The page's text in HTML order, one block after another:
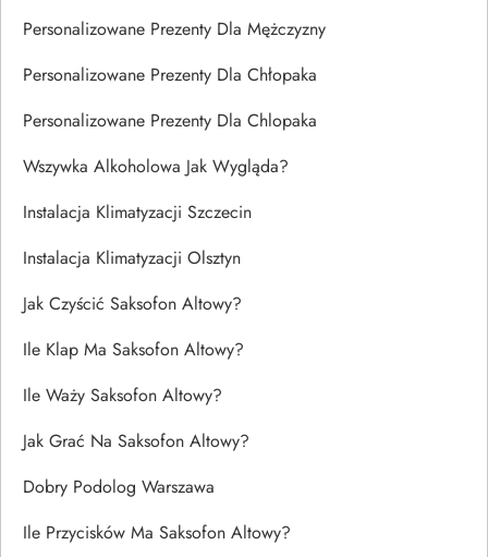
Personalizowane Prezenty Dla Mężczyzny
Personalizowane Prezenty Dla Chłopaka
Personalizowane Prezenty Dla Chlopaka
Wszywka Alkoholowa Jak Wygląda?
Instalacja Klimatyzacji Szczecin
Instalacja Klimatyzacji Olsztyn
Jak Czyścić Saksofon Altowy?
Ile Klap Ma Saksofon Altowy?
Ile Waży Saksofon Altowy?
Jak Grać Na Saksofon Altowy?
Dobry Podolog Warszawa
Ile Przycisków Ma Saksofon Altowy?